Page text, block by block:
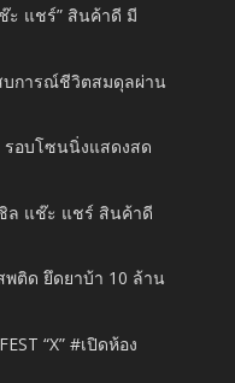
ะ แชร์” สินค้าดี มี
บการณ์ชีวิตสมดุลผ่าน
รอบโซนนิ่งแสดงสด
ล แช๊ะ แชร์ สินค้าดี
พติด ยึดยาบ้า 10 ล้าน
“X” #เปิดห้อง